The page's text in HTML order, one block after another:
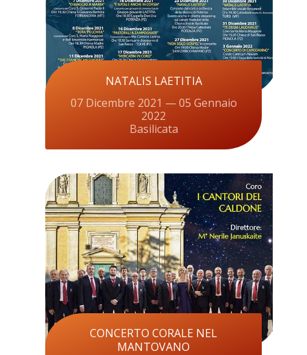
NATALIS LAETITIA
07 Dicembre 2021 — 05 Gennaio
2022
Basilicata
CONCERTO CORALE NEL
MANTOVANO